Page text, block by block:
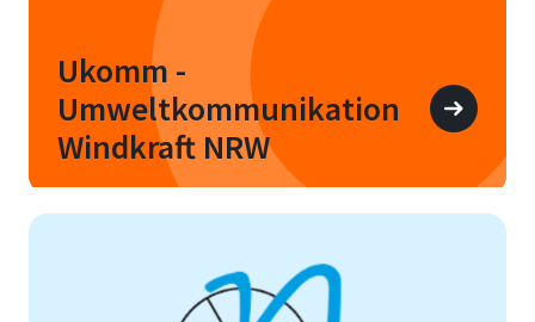
Ukomm -
Umweltkommunikation
Windkraft NRW